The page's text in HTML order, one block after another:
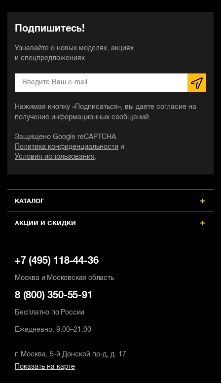
КАТАЛОГ
АКЦИИ И СКИДКИ
Подпишитесь!
Узнавайте о новых моделях, акциях
и спецпредложениях
Нажимая кнопку «Подписаться», вы даете согласие на
получение информационных сообщений.
Защищено Google reCAPTCHA.
Политика конфиденциальности
и
Условия использования .
+7 (495) 118-44-36
Москва и Московская область
8 (800) 350-55-91
Бесплатно по России
Ежедневно: 9:00–21:00
г. Москва, 5-й Донской пр-д, д. 17
Показать на карте